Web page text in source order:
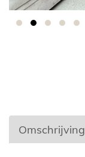
Omschrijving